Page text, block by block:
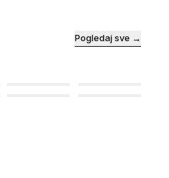
Pogledaj sve →